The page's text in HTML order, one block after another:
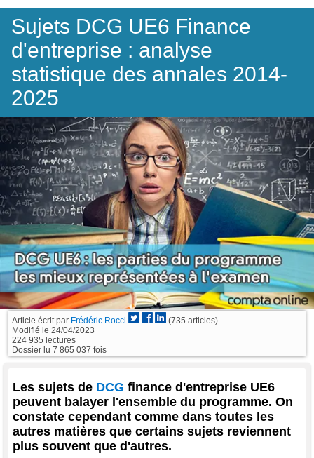
Sujets DCG UE6 Finance
d'entreprise : analyse
statistique des annales 2014-
2025
Article écrit par Frédéric Rocci
(735 articles)
Modifié le 24/04/2023
224 935 lectures
Dossier lu 7 865 037 fois
Les sujets de DCG finance d'entreprise UE6
peuvent balayer l'ensemble du programme. On
constate cependant comme dans toutes les
autres matières que certains sujets reviennent
plus souvent que d'autres.